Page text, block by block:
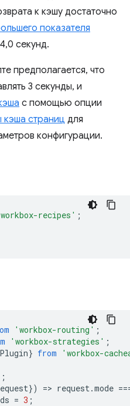
к кэшу достаточно
показателя
секунд.
предполагается, что
3 секунды, и
с помощью опции
кэша страниц для
конфигурации.
recipes' ;
'workbox-routing' ;
'workbox-strategies' ;
} from 'workbox-
;
}) => request.mode
= 3 ;